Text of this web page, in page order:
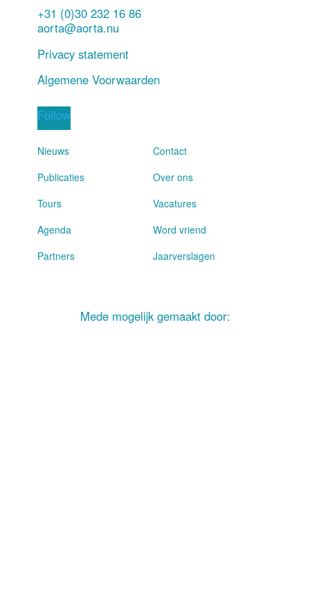
+31 (0)30 232 16 86
aorta@aorta.nu
Privacy statement
Algemene Voorwaarden
Follow
Nieuws
Publicaties
Tours
Agenda
Partners
Contact
Over ons
Vacatures
Word vriend
Jaarverslagen
Mede mogelijk gemaakt door: